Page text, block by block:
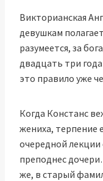
Викторианская
девушкам
разумеется, за
двадцать три
это правило уже
Когда Констанс
жениха, терпение
очередной лекции
преподнес
же, в старый